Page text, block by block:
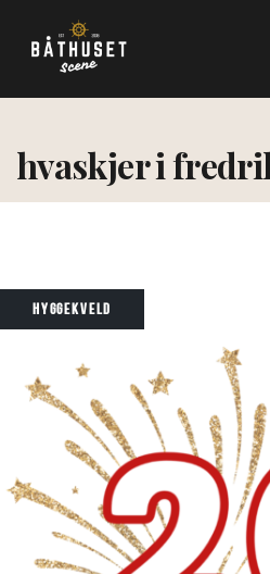
hvaskjer i
HYGGEKVELD